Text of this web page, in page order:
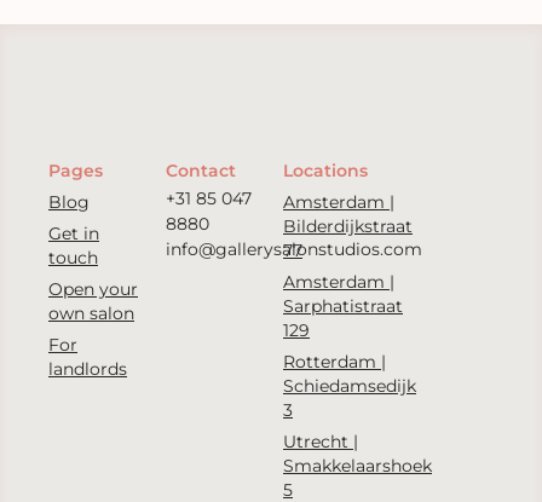
Pages
Blog
Get in
touch
Open your
own salon
For
landlords
Contact
+31 85 047
8880
info@gallerysalonstudios.com
Locations
Amsterdam |
Bilderdijkstraat
77
Amsterdam |
Sarphatistraat
129
Rotterdam |
Schiedamsedijk
3
Utrecht |
Smakkelaarshoek
5